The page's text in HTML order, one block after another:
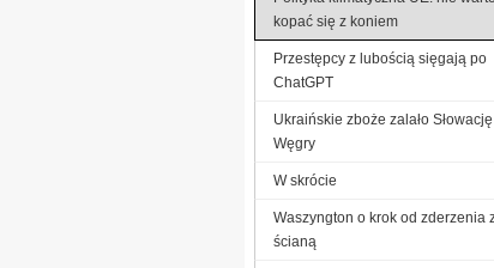
kopać się z koniem
Przestępcy z lubością sięgają po
ChatGPT
Ukraińskie zboże zalało
Węgry
W skrócie
Waszyngton o krok od zderzenia
ścianą